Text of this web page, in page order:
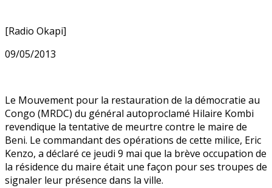
[Radio Okapi]
09/05/2013
Le Mouvement pour la restauration de la démocratie au
Congo (MRDC) du général autoproclamé Hilaire Kombi
revendique la tentative de meurtre contre le maire de
Beni. Le commandant des opérations de cette milice, Eric
Kenzo, a déclaré ce jeudi 9 mai que la brève occupation de
la résidence du maire était une façon pour ses troupes de
signaler leur présence dans la ville.